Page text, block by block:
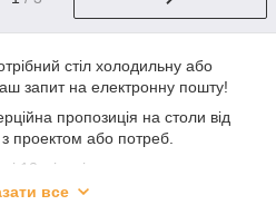
стіл холодильну або
запит на електронну пошту!
пропозиція на столи від
з проектом або потреб.
12 місяців.
все